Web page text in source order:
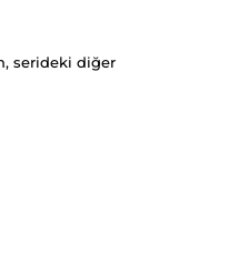
serideki diğer